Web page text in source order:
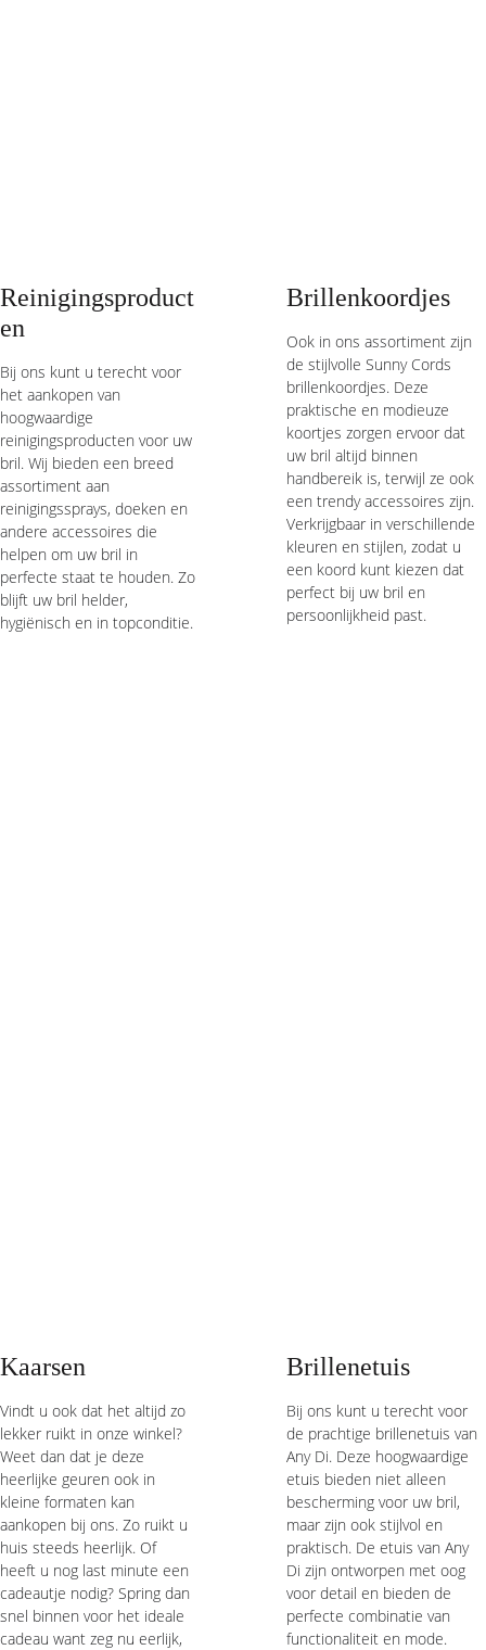
Reinigingsproduct
en
Bij ons kunt u terecht voor
het aankopen van
hoogwaardige
reinigingsproducten voor uw
bril. Wij bieden een breed
assortiment aan
reinigingssprays, doeken en
andere accessoires die
helpen om uw bril in
perfecte staat te houden. Zo
blijft uw bril helder,
hygiënisch en in topconditie.
Brillenkoordjes
Ook in ons assortiment zijn
de stijlvolle Sunny Cords
brillenkoordjes. Deze
praktische en modieuze
koortjes zorgen ervoor dat
uw bril altijd binnen
handbereik is, terwijl ze ook
een trendy accessoires zijn.
Verkrijgbaar in verschillende
kleuren en stijlen, zodat u
een koord kunt kiezen dat
perfect bij uw bril en
persoonlijkheid past.
Kaarsen
Vindt u ook dat het altijd zo
lekker ruikt in onze winkel?
Weet dan dat je deze
heerlijke geuren ook in
kleine formaten kan
aankopen bij ons. Zo ruikt u
huis steeds heerlijk. Of
heeft u nog last minute een
cadeautje nodig? Spring dan
snel binnen voor het ideale
cadeau want zeg nu eerlijk,
Brillenetuis
Bij ons kunt u terecht voor
de prachtige brillenetuis van
Any Di. Deze hoogwaardige
etuis bieden niet alleen
bescherming voor uw bril,
maar zijn ook stijlvol en
praktisch. De etuis van Any
Di zijn ontworpen met oog
voor detail en bieden de
perfecte combinatie van
functionaliteit en mode.